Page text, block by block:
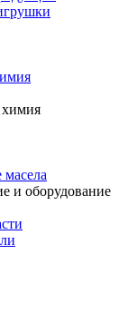
и оборудование